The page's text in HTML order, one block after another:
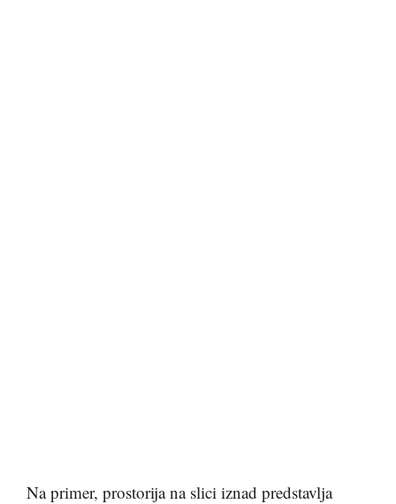
Na primer, prostorija na slici iznad predstavlja